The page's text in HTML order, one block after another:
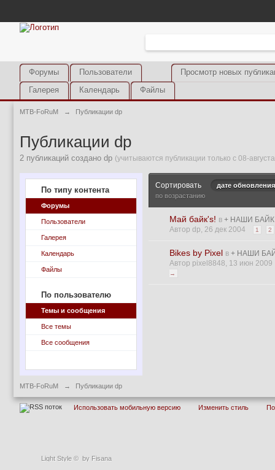
Light Style © by Fisana
Просмотр новых
Форумы
Пользователи
Галерея
Календарь Файлы
MTB-FoRuM → Публикации dp
Публикации dp
2 публикаций создано dp (учитываются публикации только с 08-
По типу контента
Форумы
Пользователи
Галерея
Календарь
Файлы
По пользователю
Темы и сообщения
Все темы
Все сообщения
Сортировать
дате обновления
по возрастанию
Май байк's! в + НАШИ
Автор dp, 26 дек 2004
1 2
Bikes by Pixel в + НАШИ
Автор pixel8848, 13 июн 2009
→
MTB-FoRuM → Публикации dp
Использовать мобильную версию Изменить стиль